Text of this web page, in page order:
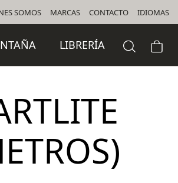
SOMOS MARCAS CONTACTO IDIOMAS
LIBRERÍA